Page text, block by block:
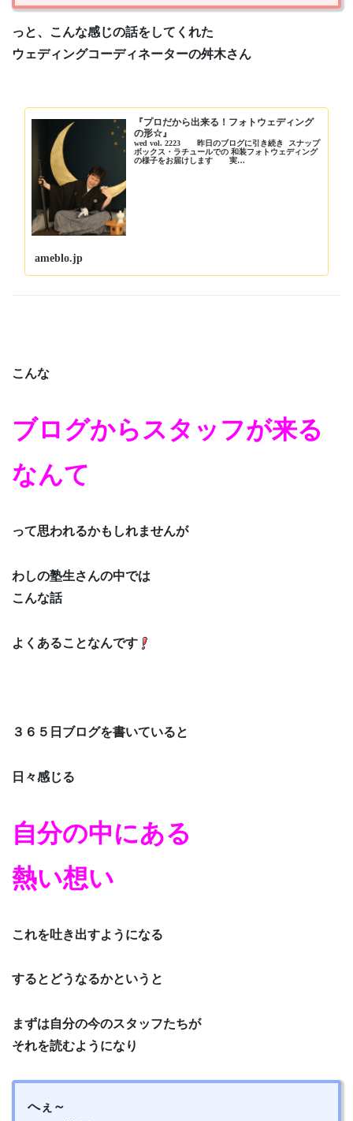
っと、こんな感じの話をしてくれた
ウェディングコーディネーターの舛木さん
『プロだから出来る！フォトウェディング
の形☆』
wed vol. 2223 昨日のブログに引き続き スナップ
ボックス・ラチュールでの 和装フォトウェディング
の様子をお届けします 実…
ameblo.jp
こんな
ブログからスタッフが来る
なんて
って思われるかもしれませんが
わしの塾生さんの中では
こんな話
よくあることなんです
３６５日ブログを書いていると
日々感じる
自分の中にある
熱い想い
これを吐き出すようになる
するとどうなるかというと
まずは自分の今のスタッフたちが
それを読むようになり
へぇ～